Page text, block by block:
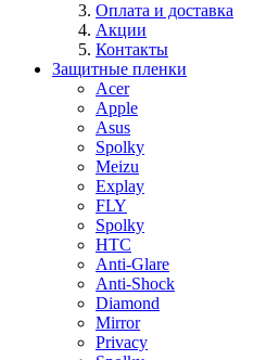
Оплата и доставка
Акции
Контакты
Защитные пленки
Acer
Apple
Asus
Spolky
Meizu
Explay
FLY
Spolky
HTC
Anti-Glare
Anti-Shock
Diamond
Mirror
Privacy